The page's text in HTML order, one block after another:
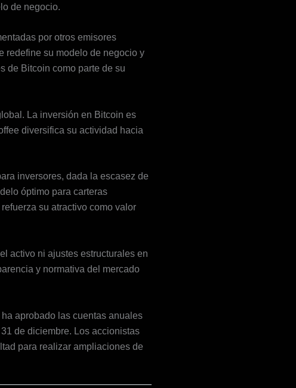
de negocio.
por otros emisores
redefine su modelo de negocio y
de Bitcoin como parte de su
La inversión en Bitcoin es
diversifica su actividad hacia
inversores, dada la escasez de
óptimo para carteras
su atractivo como valor
activo ni ajustes estructurales en
y normativa del mercado
aprobado las cuentas anuales
de diciembre. Los accionistas
para realizar ampliaciones de